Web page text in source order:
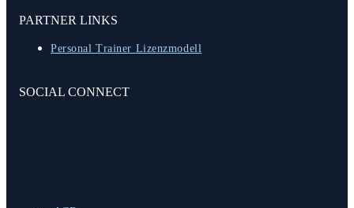
PARTNER LINKS
Personal Trainer Lizenzmodell
SOCIAL CONNECT